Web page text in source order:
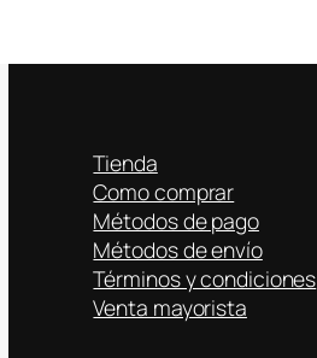
Tienda
Como comprar
Métodos de pago
Métodos de envío
Términos y condiciones
Venta mayorista